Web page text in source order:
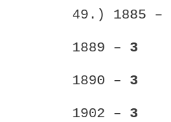
49.) 1885 –
1889 – 3
1890 – 3
1902 – 3